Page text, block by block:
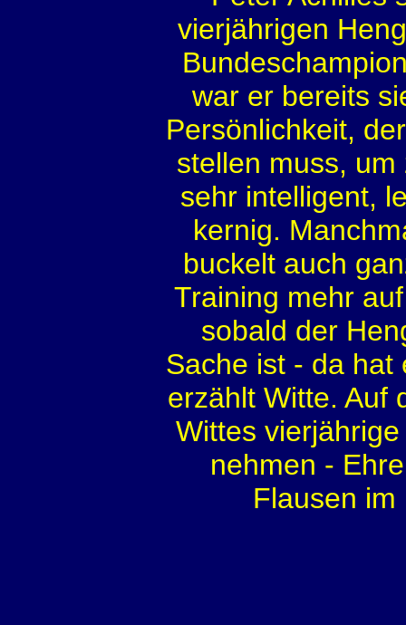
vierjährigen
war er bereits
Persönlichkeit,
stellen muss, um
sehr intelligent,
kernig.
buckelt auch
Training mehr
sobald der
Sache ist - da hat
erzählt Witte. Auf
Wittes
nehmen -
Flausen